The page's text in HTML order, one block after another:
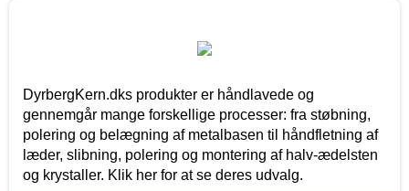
DyrbergKern.dks produkter er håndlavede og
gennemgår mange forskellige processer: fra støbning,
polering og belægning af metalbasen til håndfletning af
læder, slibning, polering og montering af halv-ædelsten
og krystaller. Klik her for at se deres udvalg.